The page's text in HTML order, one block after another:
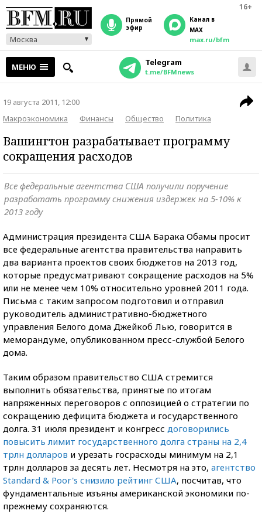
16+
Москва
прямой
эфир
Канал в
MAX
max.ru/bfm
МЕНЮ Telegram
t.me/BFMnews
19 августа 2011, 12:00
Макроэкономика
Финансы Общество Политика
Вашингтон разрабатывает программу
сокращения расходов
Все федеральные агентства США получили поручение
разработать программу снижения издержек на 5-10% к
2013 году
Администрация президента США Барака Обамы просит
все федеральные агентства правительства направить
два варианта проектов своих бюджетов на 2013 год,
которые предусматривают сокращение расходов на 5%
или не менее чем 10% относительно уровней 2011 года.
Письма с таким запросом подготовил и отправил
руководитель административно-бюджетного
управления Белого дома Джейкоб Лью, говорится в
меморандуме, опубликованном пресс-службой Белого
дома.
Таким образом правительство США стремится
выполнить обязательства, принятые по итогам
напряженных переговоров с оппозицией о стратегии по
сокращению дефицита бюджета и государственного
долга. 31 июля президент и конгресс договорились
повысить лимит государственного долга страны на 2,4
трлн долларов и урезать госрасходы минимум на 2,1
трлн долларов за десять лет. Несмотря на это, агентство
Standard & Poor's снизило рейтинг США, посчитав, что
фундаментальные изъяны американской экономики по-
прежнему сохраняются.